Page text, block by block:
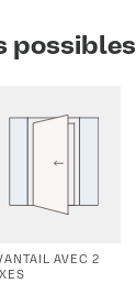
possibles
AVEC 2